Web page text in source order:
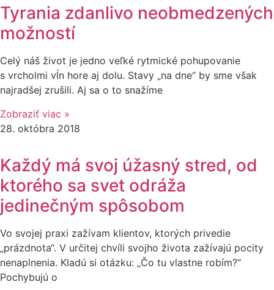
Tyrania zdanlivo neobmedzených
možností
Celý náš život je jedno veľké rytmické pohupovanie
s vrcholmi vĺn hore aj dolu. Stavy „na dne“ by sme však
najradšej zrušili. Aj sa o to snažíme
Zobraziť viac »
28. októbra 2018
Každý má svoj úžasný stred, od
ktorého sa svet odráža
jedinečným spôsobom
Vo svojej praxi zažívam klientov, ktorých privedie
„prázdnota“. V určitej chvíli svojho života zažívajú pocity
nenaplnenia. Kladú si otázku: „Čo tu vlastne robím?“
Pochybujú o